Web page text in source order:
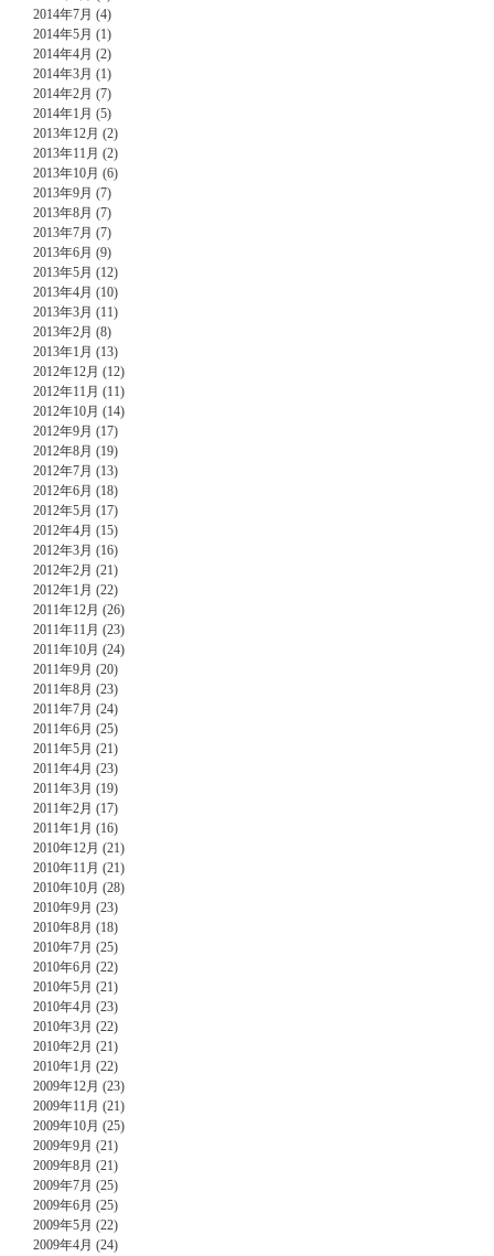
2014年7月 (4)
2014年5月 (1)
2014年4月 (2)
2014年3月 (1)
2014年2月 (7)
2014年1月 (5)
2013年12月 (2)
2013年11月 (2)
2013年10月 (6)
2013年9月 (7)
2013年8月 (7)
2013年7月 (7)
2013年6月 (9)
2013年5月 (12)
2013年4月 (10)
2013年3月 (11)
2013年2月 (8)
2013年1月 (13)
2012年12月 (12)
2012年11月 (11)
2012年10月 (14)
2012年9月 (17)
2012年8月 (19)
2012年7月 (13)
2012年6月 (18)
2012年5月 (17)
2012年4月 (15)
2012年3月 (16)
2012年2月 (21)
2012年1月 (22)
2011年12月 (26)
2011年11月 (23)
2011年10月 (24)
2011年9月 (20)
2011年8月 (23)
2011年7月 (24)
2011年6月 (25)
2011年5月 (21)
2011年4月 (23)
2011年3月 (19)
2011年2月 (17)
2011年1月 (16)
2010年12月 (21)
2010年11月 (21)
2010年10月 (28)
2010年9月 (23)
2010年8月 (18)
2010年7月 (25)
2010年6月 (22)
2010年5月 (21)
2010年4月 (23)
2010年3月 (22)
2010年2月 (21)
2010年1月 (22)
2009年12月 (23)
2009年11月 (21)
2009年10月 (25)
2009年9月 (21)
2009年8月 (21)
2009年7月 (25)
2009年6月 (25)
2009年5月 (22)
2009年4月 (24)